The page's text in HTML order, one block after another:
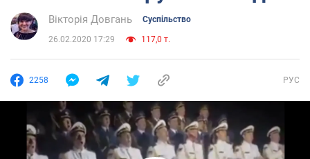
Вікторія Довгань Суспільство
26.02.2020 17:29 117,0 т.
2258 РУС